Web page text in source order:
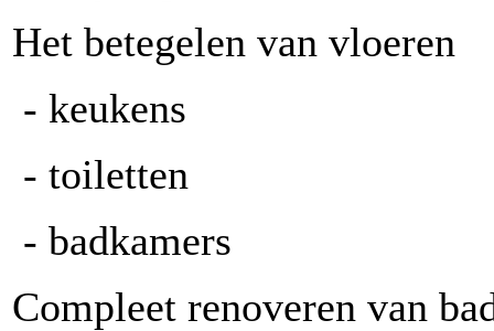
Het betegelen van vloeren
- keukens
- toiletten
- badkamers
Compleet renoveren van